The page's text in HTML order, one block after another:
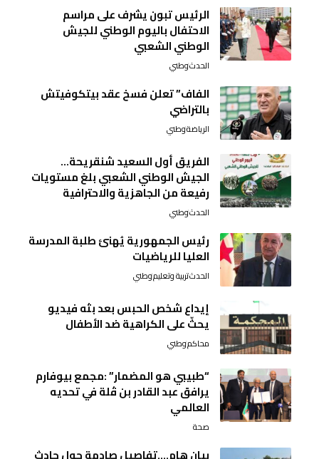
الرئيس تبون يشرف على مراسم
الاحتفال باليوم الوطني للجيش
الوطني الشعبي
الحدثوطني
الفاف” تعلن فسخ عقد بيتكوفيتش
بالتراضي
الرياضةوطني
الفريق أول السعيد شنقريحة…
الجيش الوطني الشعبي بلغ مستويات
رفيعة من الجاهزية والاحترافية
الحدثوطني
رئيس الجمهورية يُهنئ طلبة المدرسة
العليا للرياضيات
الحدثتربية وتعليموطني
إيداع شخص الحبس بعد بثه فيديو
يحثّ على الكراهية ضد الأطفال
محاكموطني
“طبيبي هو المضمار” :مجمع بيوفارم
يرافق عبد القادر بن ڤلة في تحديه
العالمي
صحة